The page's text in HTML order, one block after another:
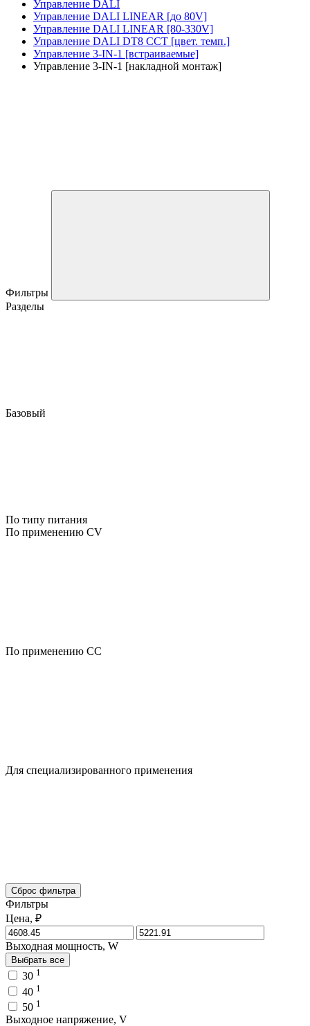
Управление DALI
Управление DALI LINEAR [до 80V]
Управление DALI LINEAR [80-330V]
Управление DALI DT8 CCT [цвет. темп.]
Управление 3-IN-1 [встраиваемые]
Управление 3-IN-1 [накладной монтаж]
Фильтры
Разделы
Базовый
По типу питания
По применению CV
По применению CC
Для специализированного применения
Сброс фильтра
Фильтры
Цена, ₽
Выходная мощность, W
Выбрать все
30 1
40 1
50 1
Выходное напряжение, V